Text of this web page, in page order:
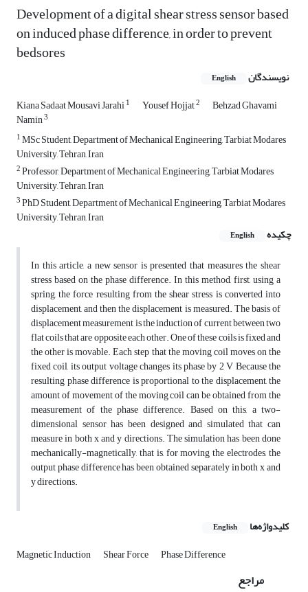
Development of a digital shear stress sensor based
on induced phase difference, in order to prevent
bedsores
نویسندگان English
Kiana Sadaat Mousavi Jarahi1 Yousef Hojjat2 Behzad Ghavami
Namin3
1MSc Student, Department of Mechanical Engineering, Tarbiat Modares
University, Tehran, Iran
2Professor, Department of Mechanical Engineering, Tarbiat Modares
University, Tehran, Iran
3PhD Student, Department of Mechanical Engineering, Tarbiat Modares
University, Tehran, Iran
چکیده
English
In this article, a new sensor is presented that measures the shear
stress based on the phase difference. In this method, first, using a
spring, the force resulting from the shear stress is converted into
displacement, and then the displacement is measured. The basis of
displacement measurement is the induction of current between two
flat coils that are opposite each other. One of these coils is fixed and
the other is movable. Each step that the moving coil moves on the
fixed coil, its output voltage changes its phase by 2 V Because the
resulting phase difference is proportional to the displacement, the
amount of movement of the moving coil can be obtained from the
measurement of the phase difference. Based on this, a two-
dimensional sensor has been designed and simulated that can
measure in both x and y directions. The simulation has been done
mechanically-magnetically, that is, for moving the electrodes, the
output phase difference has been obtained separately in both x and
y directions.
کلیدواژه‌ها English
Magnetic Induction Shear Force Phase Difference
مراجع